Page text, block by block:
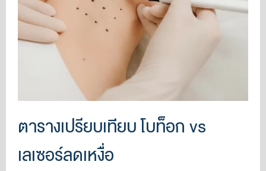
ตารางเปรียบเทียบ โบท็อก vs
เลเซอร์ลดเหงื่อ